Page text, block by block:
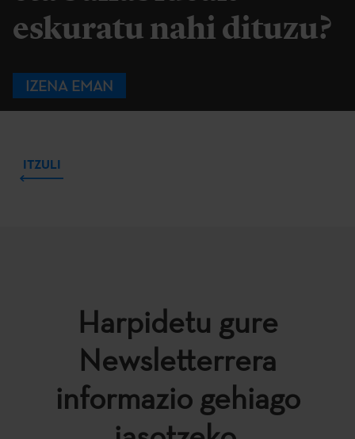
eskuratu nahi dituzu?
IZENA EMAN
ITZULI
Harpidetu gure
Newsletterrera
informazio gehiago